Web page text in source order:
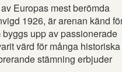
Europas mest berömda
1926, är arenan känd
upp av passionerade
värd för många historiska
stämning erbjuder